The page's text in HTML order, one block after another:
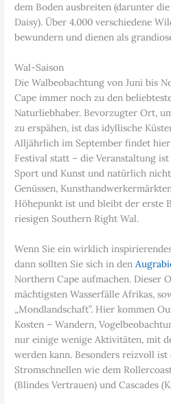
dem Boden ausbreiten (darunter
Daisy). Über 4.000 verschiedene
bewundern und dienen als
Wal-Saison
Die Walbeobachtung von Juni bis
Cape immer noch zu den
Naturliebhaber. Bevorzugter Ort,
zu erspähen, ist das idyllische
Alljährlich im September findet
Festival statt – die Veranstaltung
Sport und Kunst und natürlich
Genüssen,
Höhepunkt ist und bleibt der erste
riesigen Southern Right Wal.
Wenn Sie ein wirklich
dann sollten Sie sich in den
Northern Cape aufmachen. Dieser
mächtigsten Wasserfälle Afrikas,
„Mondlandschaft”. Hier kommen
Kosten – Wandern,
nur einige wenige Aktivitäten, mit
werden kann. Besonders reizvoll
Stromschnellen wie dem
(Blindes Vertrauen) und Cascades